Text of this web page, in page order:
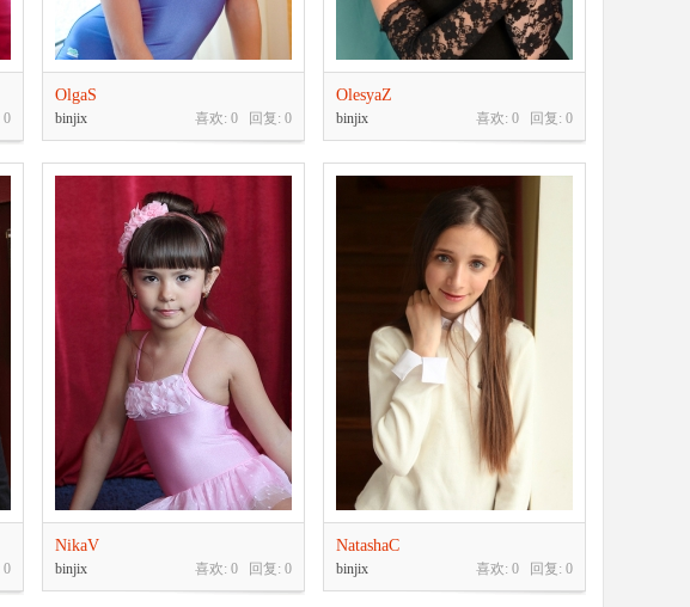
0
OlgaS
喜欢: 0 回复: 0
binjix
OlesyaZ
喜欢: 0 回复: 0
binjix
0
NikaV
喜欢: 0 回复: 0
binjix
NatashaC
喜欢: 0 回复: 0
binjix